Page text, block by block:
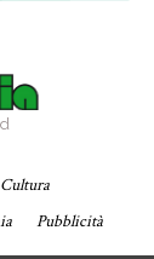
Cultura
Pubblicità